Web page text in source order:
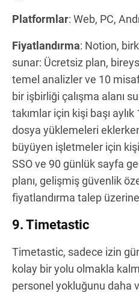
Platformlar: Web, PC,
Fiyatlandırma: Notion,
sunar: Ücretsiz plan,
temel analizler ve 10
bir işbirliği çalışma alanı
takımlar için kişi başı aylık
dosya yüklemeleri
büyüyen işletmeler için kişi
SSO ve 90 günlük sayfa
planı, gelişmiş güvenlik
fiyatlandırma talep
9. Timetastic
Timetastic, sadece izin
kolay bir yolu olmakla
personel yokluğunu daha